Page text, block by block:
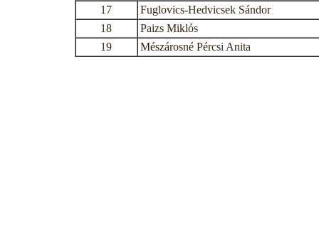
17
Fuglovics-Hedvicsek Sándor
18
Paizs Miklós
19
Mészárosné Pércsi Anita